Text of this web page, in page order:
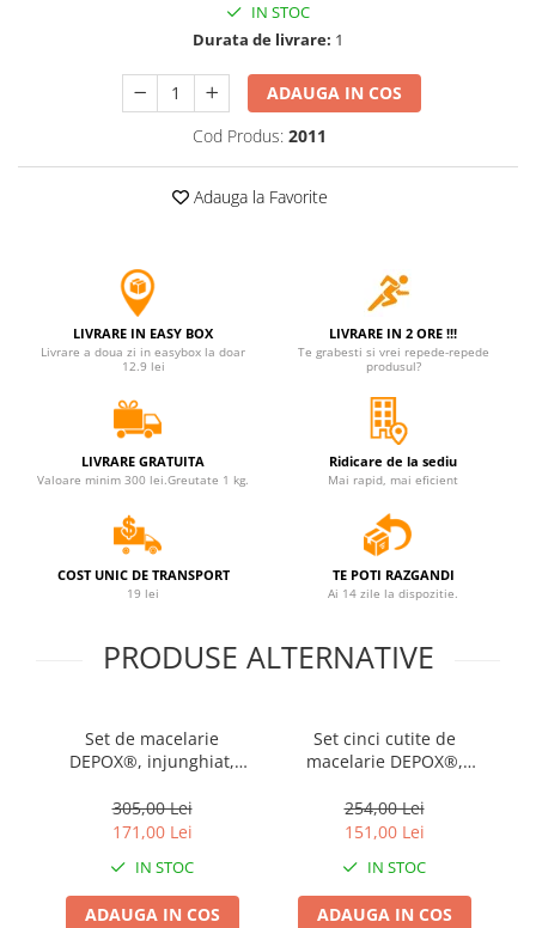
IN STOC
Durata de livrare: 1
ADAUGA IN COS
Cod Produs: 2011
Adauga la Favorite
LIVRARE IN EASY BOX
Livrare a doua zi in easybox la doar
12.9 lei
LIVRARE IN 2 ORE !!!
Te grabesti si vrei repede-repede
produsul?
LIVRARE GRATUITA
Valoare minim 300 lei.Greutate 1 kg.
Ridicare de la sediu
Mai rapid, mai eficient
COST UNIC DE TRANSPORT
19 lei
TE POTI RAZGANDI
Ai 14 zile la dispozitie.
PRODUSE ALTERNATIVE
Set de macelarie
DEPOX®, injunghiat,
si ascutitoare, otel
inoxidabl
305,00 Lei
171,00 Lei
IN STOC
ADAUGA IN COS
Set cinci cutite de
macelarie DEPOX®,
bucatarului, otel
inoxidabl
254,00 Lei
151,00 Lei
IN STOC
ADAUGA IN COS